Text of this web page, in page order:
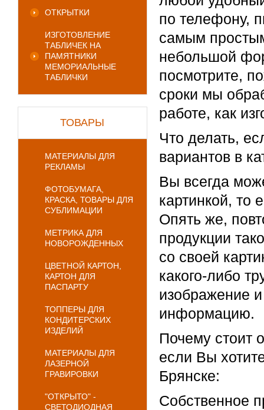
ОТКРЫТКИ
ИЗГОТОВЛЕНИЕ
ТАБЛИЧЕК НА
ПАМЯТНИКИ
МЕМОРИАЛЬНЫЕ
ТАБЛИЧКИ
ТОВАРЫ
МАТЕРИАЛЫ ДЛЯ
РЕКЛАМЫ
ФОТОБУМАГА,
КРАСКА, ТОВАРЫ ДЛЯ
СУБЛИМАЦИИ
МЕТРИКА ДЛЯ
НОВОРОЖДЕННЫХ
ЦВЕТНОЙ КАРТОН,
КАРТОН ДЛЯ
ПАСПАРТУ
ТОППЕРЫ ДЛЯ
КОНДИТЕРСКИХ
ИЗДЕЛИЙ
МАТЕРИАЛЫ ДЛЯ
ЛАЗЕРНОЙ
ГРАВИРОВКИ
"ОТКРЫТО" -
СВЕТОДИОДНАЯ
по телефону,
самым
небольшой
посмотрите,
сроки мы
работе, как
Что делать,
вариантов в
Вы всегда
картинкой, то
Опять же,
продукции
со своей
какого-либо
изображение
информацию.
Почему стоит
если Вы
Брянске:
Собственное